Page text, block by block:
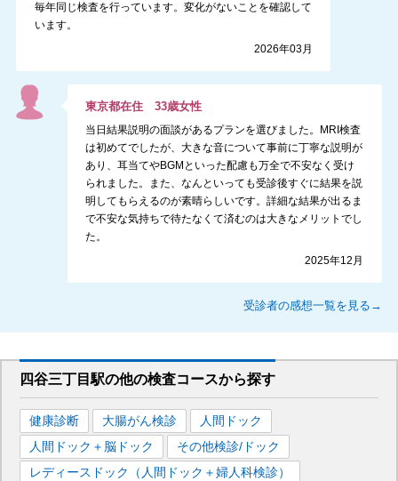
毎年同じ検査を行っています。変化がないことを確認して
います。
2026年03月
東京都在住33歳女性
当日結果説明の面談があるプランを選びました。MRI検査
は初めてでしたが、大きな音について事前に丁寧な説明が
あり、耳当てやBGMといった配慮も万全で不安なく受け
られました。また、なんといっても受診後すぐに結果を説
明してもらえるのが素晴らしいです。詳細な結果が出るま
で不安な気持ちで待たなくて済むのは大きなメリットでし
た。
2025年12月
受診者の感想一覧を見る→
四谷三丁目駅の他の検査コースから探す
健康診断 大腸がん検診
人間ドック
人間ドック＋脳ドック
その他検診/ドック
レディースドック（人間ドック＋婦人科検診）